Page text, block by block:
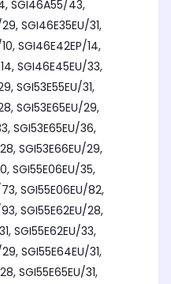
SGI46A55/43,
SGI46E35EU/31,
SGI46E42EP/14,
SGI46E45EU/33,
SGI53E55EU/31,
SGI53E65EU/29,
SGI53E65EU/36,
SGI53E66EU/29,
SGI55E06EU/35,
SGI55E06EU/82,
SGI55E62EU/28,
SGI55E62EU/33,
SGI55E64EU/31,
SGI55E65EU/31,